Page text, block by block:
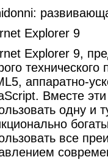
Explorer 9
Explorer 9,
аппаратно-
Вместе
одну и
все